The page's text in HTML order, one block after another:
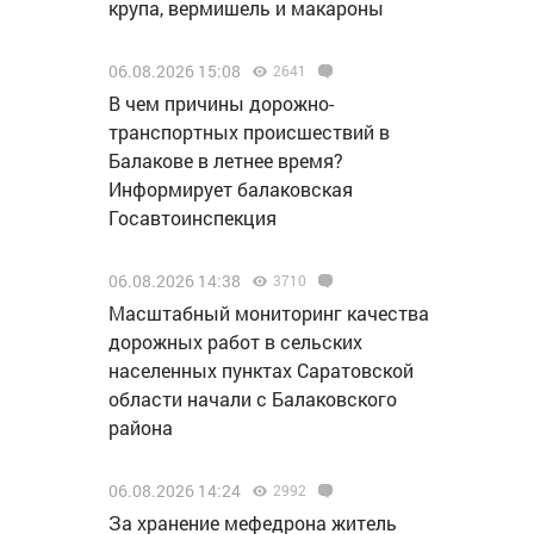
крупа, вермишель и макароны
06.08.2026 15:08 2641
В чем причины дорожно-
транспортных происшествий в
Балакове в летнее время?
Информирует балаковская
Госавтоинспекция
06.08.2026 14:38 3710
Масштабный мониторинг качества
дорожных работ в сельских
населенных пунктах Саратовской
области начали с Балаковского
района
06.08.2026 14:24 2992
За хранение мефедрона житель